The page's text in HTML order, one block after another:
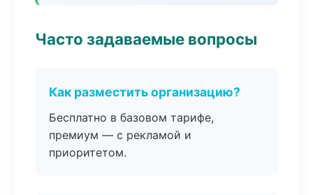
Часто задаваемые вопросы
Как разместить организацию?
Бесплатно в базовом тарифе,
премиум — с рекламой и
приоритетом.